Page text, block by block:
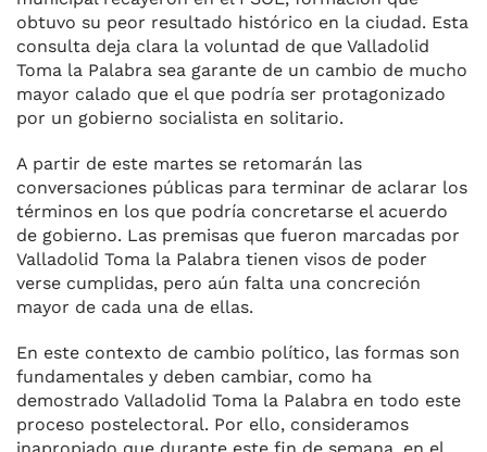
obtuvo su peor resultado histórico en la ciudad. Esta
consulta deja clara la voluntad de que Valladolid
Toma la Palabra sea garante de un cambio de mucho
mayor calado que el que podría ser protagonizado
por un gobierno socialista en solitario.
A partir de este martes se retomarán las
conversaciones públicas para terminar de aclarar los
términos en los que podría concretarse el acuerdo
de gobierno. Las premisas que fueron marcadas por
Valladolid Toma la Palabra tienen visos de poder
verse cumplidas, pero aún falta una concreción
mayor de cada una de ellas.
En este contexto de cambio político, las formas son
fundamentales y deben cambiar, como ha
demostrado Valladolid Toma la Palabra en todo este
proceso postelectoral. Por ello, consideramos
inapropiado que durante este fin de semana, en el